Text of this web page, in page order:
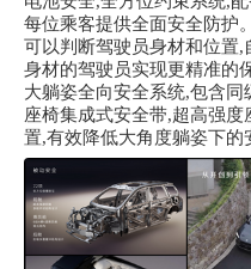
每位乘客提供全面安全防护
可以判断驾驶员身材和位置,
身材的驾驶员实现更精准的
大躺姿全向安全系统,包含
座椅集成式安全带,超高强
置,有效降低大角度躺姿下的